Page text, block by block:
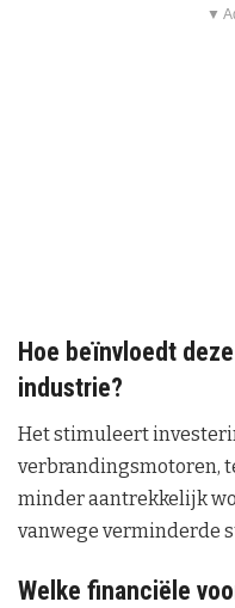
▼
Hoe beïnvloedt
industrie?
Het stimuleert
verbrandingsmotoren,
minder aantrekkelijk
vanwege verminderde
Welke financiële